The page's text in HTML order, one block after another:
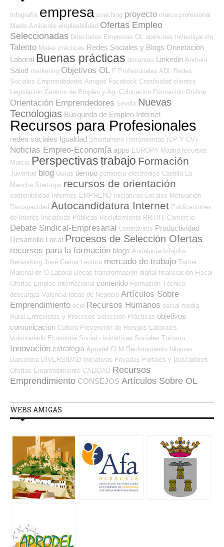
Infografía empresa coaching proyecto marca profesional
Medio Ambiente empleabilidad Ofertas Empleo
Seleccionadas Directorios Empresas OL opiniones investigación
Talento Malas prácticas Redes Sociales y Blogs Orientación
Laboral Buenas prácticas docentes Linkedin Android
Salud marketing Objetivos OL F Profesionales ADL
Redes
Sociales Emprendedores Amigos Facebook Creatividad clientes
Legislación Centros de Empleo y Ag. Colocación Formación On-line
Orientación Emprendedores Sevilla Nuevas
Tecnologias Búsqueda de Empleo Internet
Recursos para Profesionales
redes sociales Igualdad Smartphone Herramientas (CP Y CV)
Noticias Empleo-Economía apps EUROPA Madrid recursos
Murcia Perspectivastrabajo Formación
Juventud blog Guías tiempo comercio electrónico Castilla La
Mancha Start-ups recursos de orientación
sostenibilidad Informes EMPREND Iniciativas Locales Motivación
Discapacidad Autocandidatura Internet Publicaciones
de Interés Iniciativas Públicas Reclutamiento RR.HH. Comercio
Debate Sindical-Empresarial Coronavirus Productividad
Desarrollo Local Procesos de Selección Ofertas
recursos para la formación blogs Andalucía Infojobs
Networking José Carlos Lectura mercado de trabajo Twitter
Material de O.Laboral Becas transformación digital financiación Fiscal
Ofertas Empleo Internacional contenido Formación Técnica
descargas Valencia Ideas de Negocio Artículos Sobre
Emprendimiento ocio Recursos Humanos social media
Rural Entrevistas y Procesos Selección Prácticas objetivos
comunicación Cultura Prevención de Riesgos Laborales
Voluntariado Economía Social - Iniciativas Sociales Turismo
Innovación estrategia Aprodel CLM Reclutamiento Idiomas
Barcelona DIVERSIDAD Iniciativas Privadas Portales y Buscadores
Ofertas Emprendimiento CALIDAD Recursos
Emprendimiento CONSEJOS Artículos Sobre OL
WEBS AMIGAS